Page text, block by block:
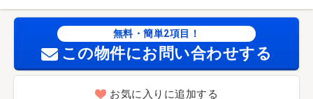
無料・簡単2項目！
この物件にお問い合わせする
お気に入りに追加する